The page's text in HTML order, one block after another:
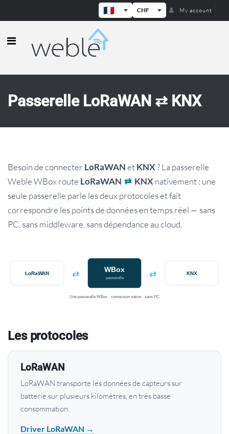
CHF My account
Weble — Passerelles IoT
Passerelle LoRaWAN ⇄ KNX
Besoin de connecter LoRaWAN et KNX ? La passerelle
Weble WBox route LoRaWAN ⇄ KNX nativement : une
seule passerelle parle les deux protocoles et fait
correspondre les points de données en temps réel — sans
PC, sans middleware, sans dépendance au cloud.
LoRaWAN ⇄ WBox
passerelle ⇄ KNX
Une passerelle WBox · conversion native · sans PC
Les protocoles
LoRaWAN
LoRaWAN transporte les données de capteurs sur
batterie sur plusieurs kilomètres, en très basse
consommation.
Driver LoRaWAN →